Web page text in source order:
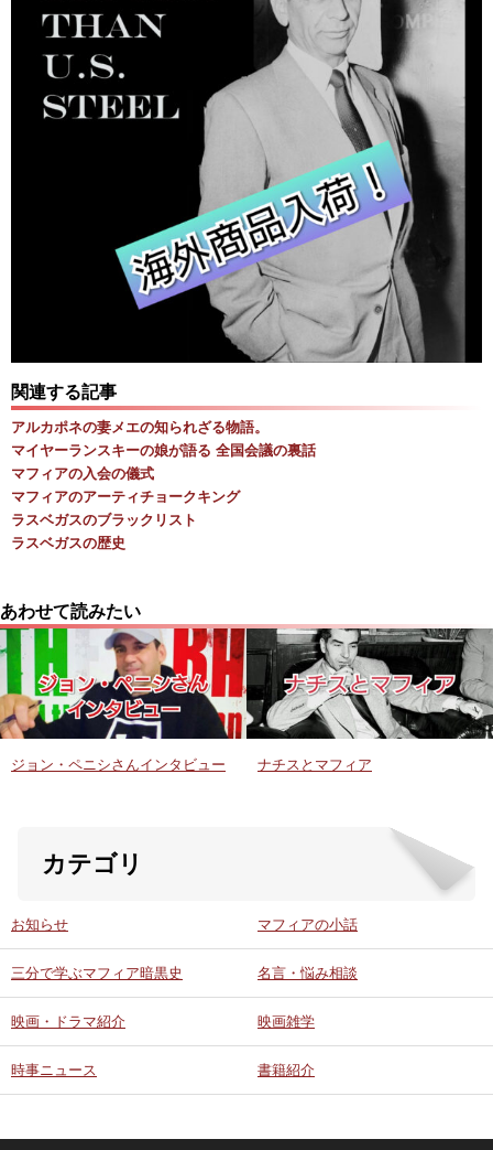
関連する記事
アルカポネの妻メエの知られざる物語。
マイヤーランスキーの娘が語る 全国会議の裏話
マフィアの入会の儀式
マフィアのアーティチョークキング
ラスベガスのブラックリスト
ラスベガスの歴史
あわせて読みたい
ジョン・ペニシさんインタビュー ナチスとマフィア
カテゴリ
お知らせ マフィアの小話
三分で学ぶマフィア暗黒史 名言・悩み相談
映画・ドラマ紹介 映画雑学
時事ニュース 書籍紹介